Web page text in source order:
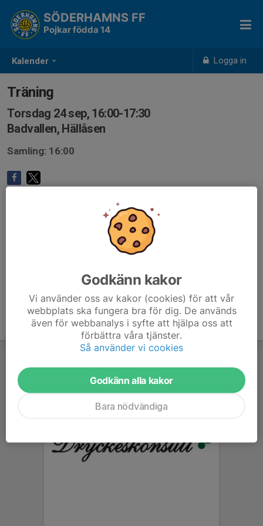
Kalender Logga in
SÖDERHAMNS FF
Pojkar födda 14
Träning
Torsdag 24 sep, 16:00-17:30
Badvallen, Hällåsen
Samling: 16:00
Godkänn kakor
Vi använder oss av kakor (cookies) för att vår
webbplats ska fungera bra för dig. De används
även för webbanalys i syfte att hjälpa oss att
förbättra våra tjänster.
Så använder vi cookies
Godkänn alla kakor
Bara nödvändiga